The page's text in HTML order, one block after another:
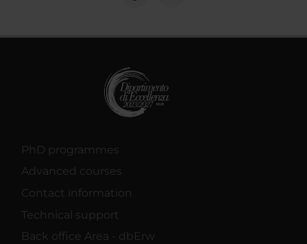
PhD programmes
Advanced courses
Contact information
Technical support
Back office Area - dbErw